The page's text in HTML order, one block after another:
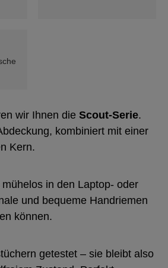
wir Ihnen die Scout-Serie.
kombiniert mit einer
Kern.
in den Laptop- oder
und bequeme Handriemen
können.
getestet – sie bleibt also